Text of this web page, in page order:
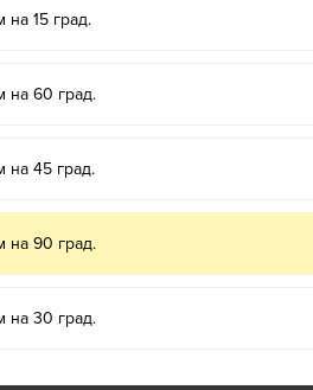
15 град.
на 60 град.
на 45 град.
на 90 град.
на 30 град.